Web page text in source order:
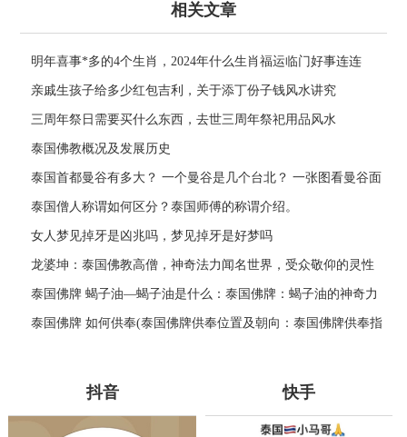
相关文章
明年喜事*多的4个生肖，2024年什么生肖福运临门好事连连
亲戚生孩子给多少红包吉利，关于添丁份子钱风水讲究
三周年祭日需要买什么东西，去世三周年祭祀用品风水
泰国佛教概况及发展历史
泰国首都曼谷有多大？ 一个曼谷是几个台北？ 一张图看曼谷面
积与各大城市比较
泰国僧人称谓如何区分？泰国师傅的称谓介绍。
女人梦见掉牙是凶兆吗，梦见掉牙是好梦吗
龙婆坤：泰国佛教高僧，神奇法力闻名世界，受众敬仰的灵性
导师
泰国佛牌 蝎子油—蝎子油是什么：泰国佛牌：蝎子油的神奇力
量
泰国佛牌 如何供奉(泰国佛牌供奉位置及朝向：泰国佛牌供奉指
抖音 快手